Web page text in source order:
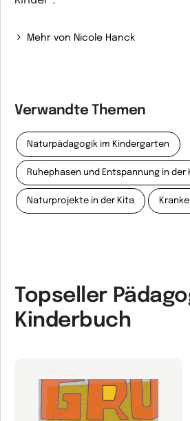
Mehr von Nicole Hanck
Verwandte Themen
Naturpädagogik im Kindergarten
Ruhephasen und Entspannung in der
Naturprojekte in der Kita
Topseller
Kinderbuch